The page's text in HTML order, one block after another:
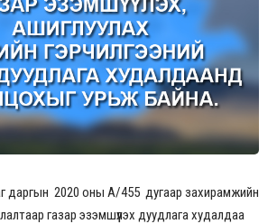
даргын 2020 оны А/455 дугаар захирамжийн
газар эзэмшүүлэх дуудлага худалдаа